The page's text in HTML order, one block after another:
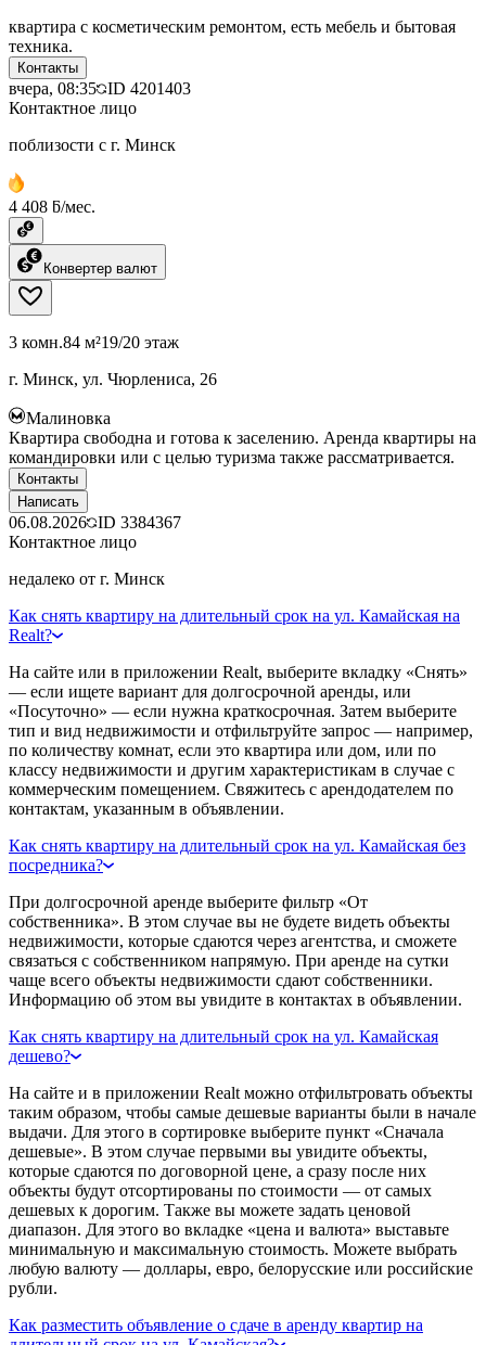
квартира с косметическим ремонтом, есть мебель и бытовая
техника.
Контакты
вчера, 08:35 ID 4201403
Контактное лицо
поблизости с г. Минск
4 408 ƃ/мес.
Конвертер валют
3 комн.84 м²19/20 этаж
г. Минск, ул. Чюрлениса, 26
Малиновка
Квартира свободна и готова к заселению. Аренда квартиры на
командировки или с целью туризма также рассматривается.
Контакты
Написать
06.08.2026 ID 3384367
Контактное лицо
недалеко от г. Минск
Как снять квартиру на длительный срок на ул. Камайская на
Realt?
На сайте или в приложении Realt, выберите вкладку «Снять»
— если ищете вариант для долгосрочной аренды, или
«Посуточно» — если нужна краткосрочная. Затем выберите
тип и вид недвижимости и отфильтруйте запрос — например,
по количеству комнат, если это квартира или дом, или по
классу недвижимости и другим характеристикам в случае с
коммерческим помещением. Свяжитесь с арендодателем по
контактам, указанным в объявлении.
Как снять квартиру на длительный срок на ул. Камайская без
посредника?
При долгосрочной аренде выберите фильтр «От
собственника». В этом случае вы не будете видеть объекты
недвижимости, которые сдаются через агентства, и сможете
связаться с собственником напрямую. При аренде на сутки
чаще всего объекты недвижимости сдают собственники.
Информацию об этом вы увидите в контактах в объявлении.
Как снять квартиру на длительный срок на ул. Камайская
дешево?
На сайте и в приложении Realt можно отфильтровать объекты
таким образом, чтобы самые дешевые варианты были в начале
выдачи. Для этого в сортировке выберите пункт «Сначала
дешевые». В этом случае первыми вы увидите объекты,
которые сдаются по договорной цене, а сразу после них
объекты будут отсортированы по стоимости — от самых
дешевых к дорогим. Также вы можете задать ценовой
диапазон. Для этого во вкладке «цена и валюта» выставьте
минимальную и максимальную стоимость. Можете выбрать
любую валюту — доллары, евро, белорусские или российские
рубли.
Как разместить объявление о сдаче в аренду квартир на